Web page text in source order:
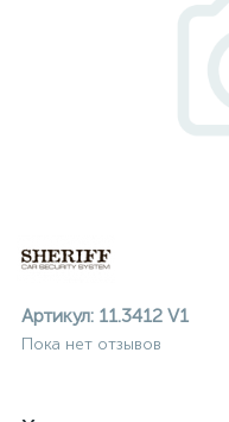
Артикул: 11.3412 V1
Пока нет отзывов